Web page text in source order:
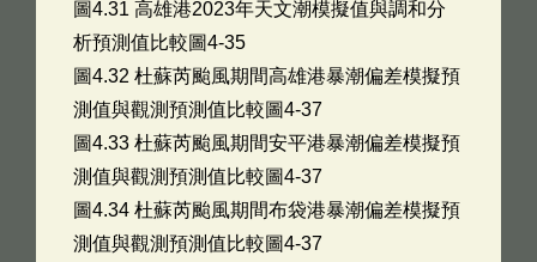
圖4.31 高雄港2023年天文潮模擬值與調和分
析預測值比較圖4-35
圖4.32 杜蘇芮颱風期間高雄港暴潮偏差模擬預
測值與觀測預測值比較圖4-37
圖4.33 杜蘇芮颱風期間安平港暴潮偏差模擬預
測值與觀測預測值比較圖4-37
圖4.34 杜蘇芮颱風期間布袋港暴潮偏差模擬預
測值與觀測預測值比較圖4-37